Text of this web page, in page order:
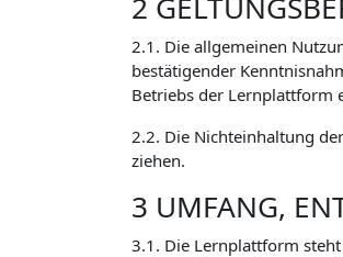
2.1. Die allgemeinen
bestätigender
Betriebs der Lernplattform
2.2. Die Nichteinhaltung
ziehen.
3 UMFANG,
3.1. Die Lernplattform